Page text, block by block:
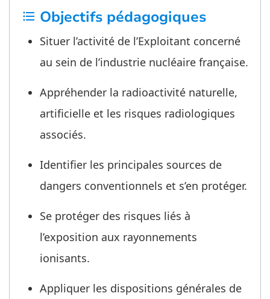
format_list_bulleted Objectifs pédagogiques
Situer l’activité de l’Exploitant concerné
au sein de l’industrie nucléaire française.
Appréhender la radioactivité naturelle,
artificielle et les risques radiologiques
associés.
Identifier les principales sources de
dangers conventionnels et s’en protéger.
Se protéger des risques liés à
l’exposition aux rayonnements
ionisants.
Appliquer les dispositions générales de